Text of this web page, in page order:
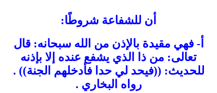
أن للشفاعة شروطًا:
أ- فهي مقيدة بالإذن من الله سبحانه: قال
تعالى: من ذا الذي يشفع عنده إلا بإذنه
للحديث: ((فيحد لي حدا فأدخلهم الجنة)) .
رواه البخاري .